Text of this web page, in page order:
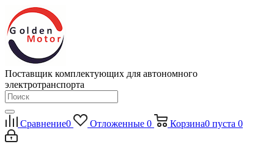
Поставщик комплектующих для автономного
электротранспорта
Сравнение0 Отложенные 0 Корзина0 пуста 0